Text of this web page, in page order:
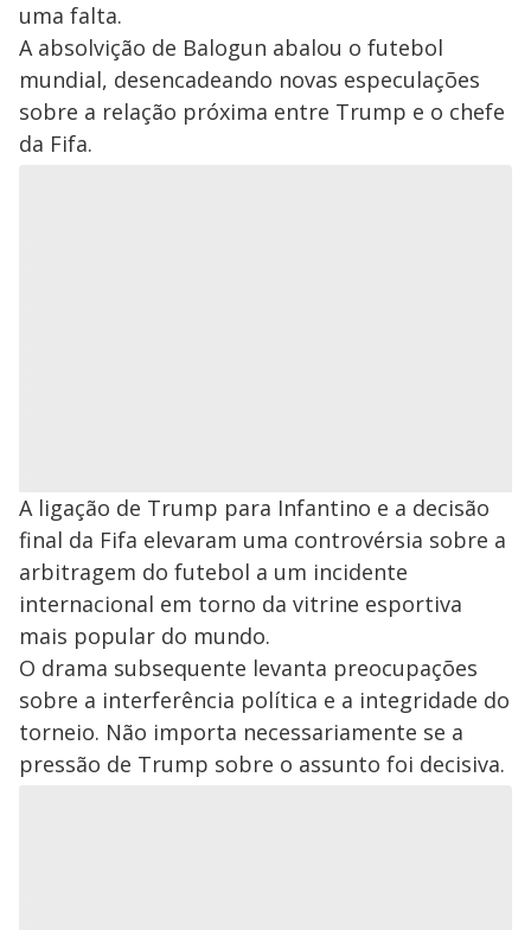
uma falta.
A absolvição de Balogun abalou o futebol
mundial, desencadeando novas especulações
sobre a relação próxima entre Trump e o chefe
da Fifa.
A ligação de Trump para Infantino e a decisão
final da Fifa elevaram uma controvérsia sobre a
arbitragem do futebol a um incidente
internacional em torno da vitrine esportiva
mais popular do mundo.
O drama subsequente levanta preocupações
sobre a interferência política e a integridade do
torneio. Não importa necessariamente se a
pressão de Trump sobre o assunto foi decisiva.